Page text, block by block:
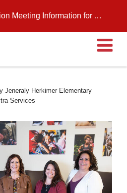
Information for August 11, 2026
Jeneraly Herkimer Elementary
Services